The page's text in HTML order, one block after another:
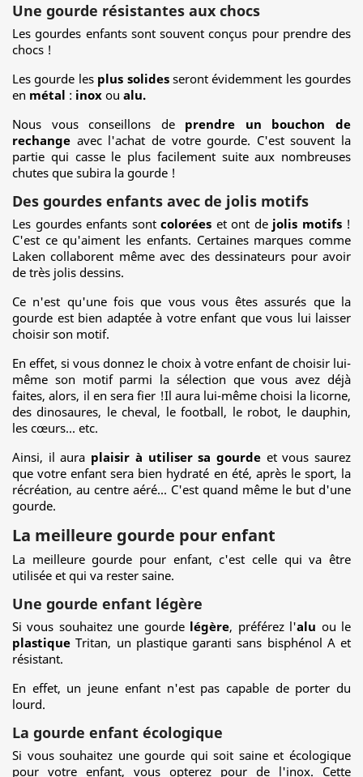
Une gourde résistantes aux chocs
Les gourdes enfants sont souvent conçus pour prendre des
chocs !
Les gourde les plus solidesseront évidemment les gourdes
en métal : inox ou alu.
Nous vous conseillons de prendre un bouchon de
rechange avec l'achat de votre gourde. C'est souvent la
partie qui casse le plus facilement suite aux nombreuses
chutes que subira la gourde !
Des gourdes enfants avec de jolis motifs
Les gourdes enfants sont colorées et ont dejolis motifs!
C'est ce qu'aiment les enfants. Certaines marques comme
Laken collaborent même avec des dessinateurs pour avoir
de très jolis dessins.
Ce n'est qu'une fois que vous vous êtes assurés que la
gourde est bien adaptée à votre enfant que vous lui laisser
choisir son motif.
En effet, si vous donnez le choix à votre enfant de choisir lui-
même son motif parmi la sélection que vous avez déjà
faites, alors, il en sera fier !Il aura lui-même choisi la licorne,
des dinosaures, le cheval, le football, le robot, le dauphin,
les cœurs... etc.
Ainsi, il aura plaisir à utiliser sa gourdeet vous saurez
que votre enfant sera bien hydraté en été, après le sport, la
récréation, au centre aéré... C'est quand même le but d'une
gourde.
La meilleure gourde pour enfant
La meilleure gourde pour enfant, c'est celle qui va être
utilisée et qui va rester saine.
Une gourde enfant légère
Si vous souhaitez une gourde légère, préférez l'alu ou le
plastique Tritan, un plastique garanti sans bisphénol A et
résistant.
En effet, un jeune enfant n'est pas capable de porter du
lourd.
La gourde enfant écologique
Si vous souhaitez une gourde qui soit saine et écologique
pour votre enfant, vous opterez pour de l'inox. Cette